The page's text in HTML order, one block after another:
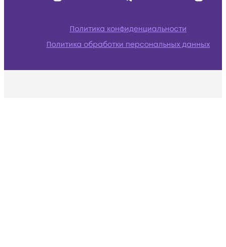
Политика конфиденциальности
Политика обработки персональных данных